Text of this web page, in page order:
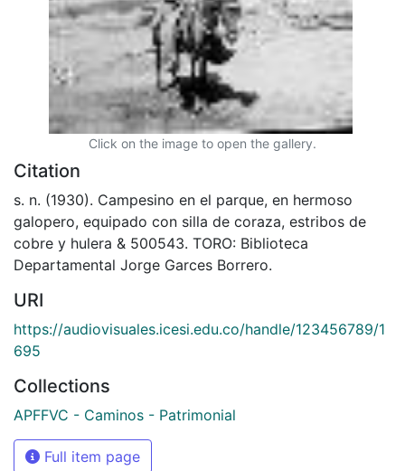
Click on the image to open the gallery.
Citation
s. n. (1930). Campesino en el parque, en hermoso
galopero, equipado con silla de coraza, estribos de
cobre y hulera & 500543. TORO: Biblioteca
Departamental Jorge Garces Borrero.
URI
https://audiovisuales.icesi.edu.co/handle/123456789/1
695
Collections
APFFVC - Caminos - Patrimonial
Full item page